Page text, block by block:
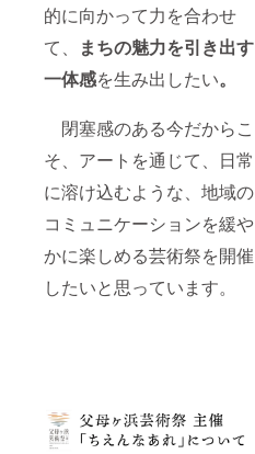
的に向かって力を合わせ
て、
まちの魅力を引き出す
一体感を生み出したい。
閉塞感のある今だからこ
そ、アートを通じて、日常
に溶け込むような、地域の
コミュニケーションを緩や
かに楽しめる芸術祭を開催
したいと思っています。